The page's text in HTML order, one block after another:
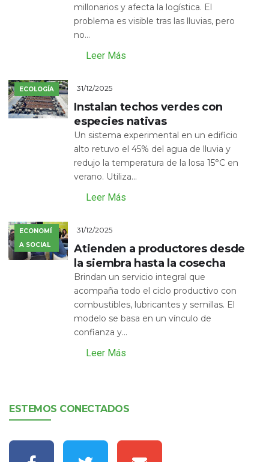
millonarios y afecta la logística. El
problema es visible tras las lluvias, pero
no...
Leer Más
ECOLOGÍA 31/12/2025
Instalan techos verdes con
especies nativas
Un sistema experimental en un edificio
alto retuvo el 45% del agua de lluvia y
redujo la temperatura de la losa 15°C en
verano. Utiliza...
Leer Más
ECONOMÍ
A SOCIAL
31/12/2025
Atienden a productores desde
la siembra hasta la cosecha
Brindan un servicio integral que
acompaña todo el ciclo productivo con
combustibles, lubricantes y semillas. El
modelo se basa en un vínculo de
confianza y...
Leer Más
ESTEMOS CONECTADOS